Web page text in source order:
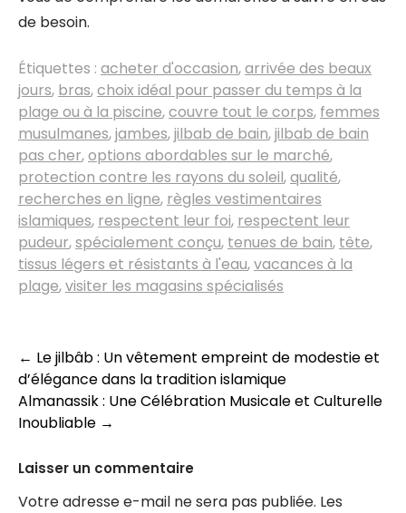
de besoin.
Étiquettes : acheter d'occasion,arrivée des beaux
jours, bras,choix idéal pour passer du temps à la
plage ou à la piscine,couvre tout le corps, femmes
musulmanes,jambes,jilbab de bain,jilbab de bain
pas cher,options abordables sur le marché,
protection contre les rayons du soleil,qualité,
recherches en ligne, règles vestimentaires
islamiques, respectent leur foi, respectent leur
pudeur,spécialement conçu, tenues de bain, tête,
tissus légers et résistants à l'eau,vacances à la
plage,visiter les magasins spécialisés
Navigation
des
articles
← Le jilbâb : Un vêtement empreint de modestie et
d’élégance dans la tradition islamique
Almanassik : Une Célébration Musicale et Culturelle
Inoubliable →
Laisser un commentaire
Votre adresse e-mail ne sera pas publiée. Les